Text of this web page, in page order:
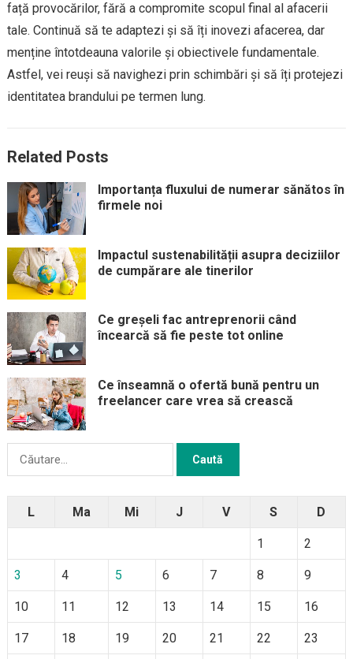
față provocărilor, fără a compromite scopul final al afacerii
tale. Continuă să te adaptezi și să îți inovezi afacerea, dar
menține întotdeauna valorile și obiectivele fundamentale.
Astfel, vei reuși să navighezi prin schimbări și să îți protejezi
identitatea brandului pe termen lung.
Related Posts
Importanța fluxului de numerar sănătos în
firmele noi
Impactul sustenabilității asupra deciziilor
de cumpărare ale tinerilor
Ce greșeli fac antreprenorii când
încearcă să fie peste tot online
Ce înseamnă o ofertă bună pentru un
freelancer care vrea să crească
L Ma Mi J V S D
1 2
3 4 5 6 7 8 9
10 11 12 13 14 15 16
17 18 19 20 21 22 23